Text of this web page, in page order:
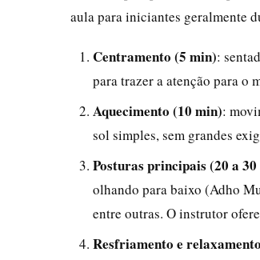
aula para iniciantes geralmente
Centramento (5 min):
para trazer a atenção para o
Aquecimento (10 min):
sol simples, sem grandes
Posturas principais (20 a
olhando para baixo (Adho
entre outras. O instrutor
Resfriamento e